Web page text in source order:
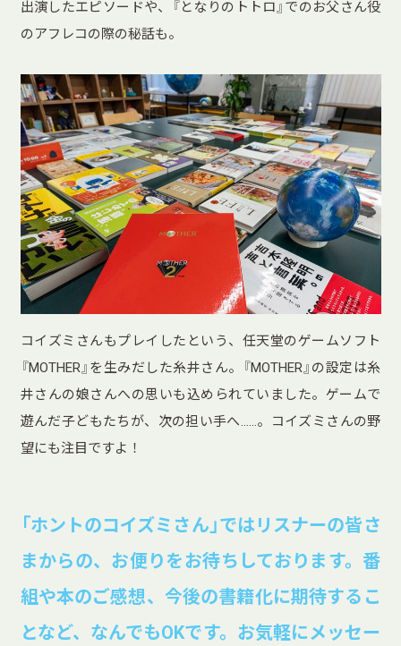
出演したエピソードや、『となりのトトロ』でのお父さん役
のアフレコの際の秘話も。
コイズミさんもプレイしたという、任天堂のゲームソフト
『MOTHER』を生みだした糸井さん。『MOTHER』の設定は糸
井さんの娘さんへの思いも込められていました。ゲームで
遊んだ子どもたちが、次の担い手へ……。コイズミさんの野
望にも注目ですよ！
「ホントのコイズミさん」ではリスナーの皆さ
まからの、お便りをお待ちしております。番
組や本のご感想、今後の書籍化に期待するこ
となど、なんでもOKです。お気軽にメッセー